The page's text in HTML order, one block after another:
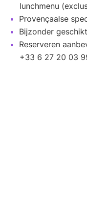
lunchmenu
Provençaalse
Bijzonder
Reserveren
+33 6 27 20 03